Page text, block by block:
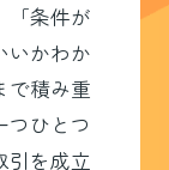
「条件が
いかわか
で積み重
つひとつ
引を成立